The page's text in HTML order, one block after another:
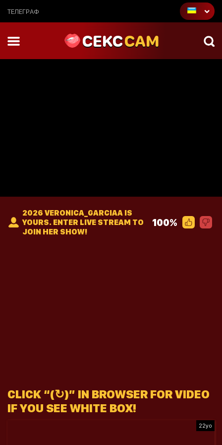
ТЕЛЕГРАФ
CEKCCAM
2026 VERONICA_GARCIAA IS
YOURS. ENTER LIVE STREAM TO
JOIN HER SHOW!
100%
CLICK “(↻)” IN BROWSER FOR VIDEO
IF YOU SEE WHITE BOX!
22yo